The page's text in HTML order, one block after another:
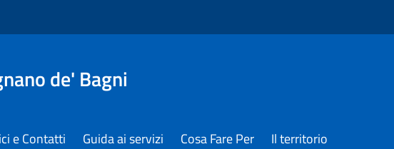
de' Bagni
e Contatti Guida ai servizi Cosa Fare Per Il territorio